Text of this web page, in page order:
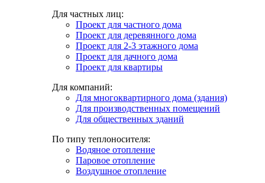
Для частных лиц:
Проект для частного дома
Проект для деревянного дома
Проект для 2-3 этажного дома
Проект для дачного дома
Проект для квартиры
Для компаний:
Для многоквартирного дома (здания)
Для производственных помещений
Для общественных зданий
По типу теплоносителя:
Водяное отопление
Паровое отопление
Воздушное отопление